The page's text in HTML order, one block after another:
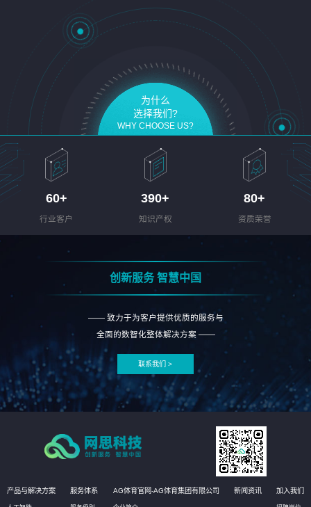
为什么
选择我们?
WHY CHOOSE US?
60+
行业客户
390+
知识产权
80+
资质荣誉
创新服务 智慧中国
—— 致力于为客户提供优质的服务与
全面的数智化整体解决方案 ——
联系我们 >
产品与解决方案 服务体系 AG体育官网-AG体育集团有限公司 新闻资讯 加入我们